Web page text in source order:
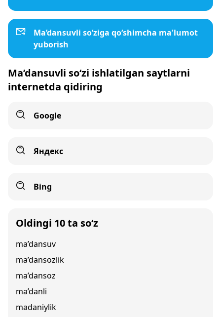
Ma’dansuvli so‘ziga qo‘shimcha ma'lumot
yuborish
Ma’dansuvli so‘zi ishlatilgan saytlarni
internetda qidiring
Google
Яндекс
Bing
Oldingi 10 ta so‘z
ma’dansuv
ma’dansozlik
ma’dansoz
ma’danli
madaniylik